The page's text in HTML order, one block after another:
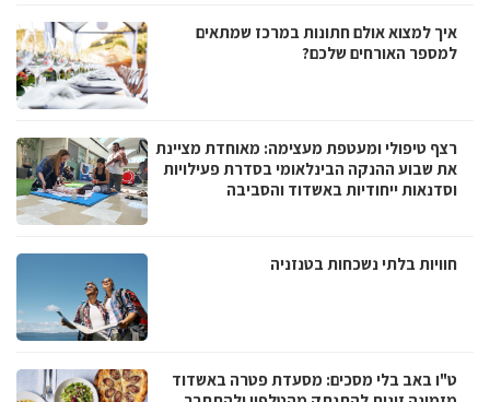
איך למצוא אולם חתונות במרכז שמתאים
למספר האורחים שלכם?
רצף טיפולי ומעטפת מעצימה: מאוחדת מציינת
את שבוע ההנקה הבינלאומי בסדרת פעילויות
וסדנאות ייחודיות באשדוד והסביבה
חוויות בלתי נשכחות בטנזניה
ט"ו באב בלי מסכים: מסעדת פטרה באשדוד